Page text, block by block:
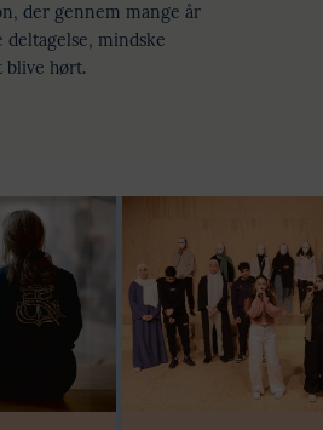
der gennem mange år
mindske
blive hørt.
Modtager:
C:NTACT
Støttebeløb i alt:6.000.000 kr.
Læs mere